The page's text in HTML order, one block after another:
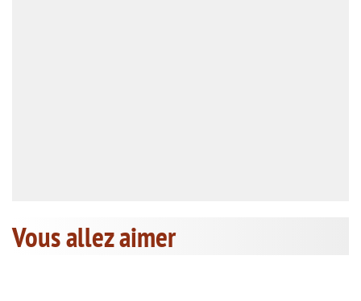
Vous allez aimer